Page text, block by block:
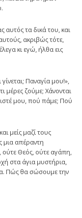
αυτός τα δικά του, και
ακριβώς τότε,
κι εγώ, ήλθα εις
Παναγία μου!»,
μέρες ζούμε; Χάνονται
μου, πού πάμε; Πού
μείς μαζί τους
μια απέραντη
ούτε Θεός, ούτε αγάπη,
στα άγια μυστήρια,
Πώς θα σώσουμε την